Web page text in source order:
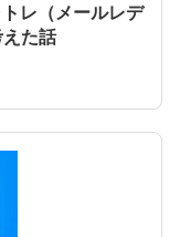
レ（メールレデ
た話